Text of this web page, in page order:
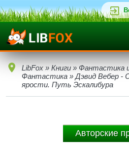
LibFox » Книги » Фантастика
Фантастика » Дэвид Вебер -
ярости. Путь Эскалибура
Авторские